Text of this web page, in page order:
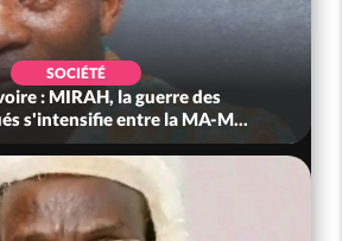
SOCIÉTÉ
: MIRAH, la guerre des
s'intensifie entre la MA-M...